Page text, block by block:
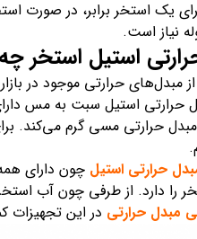
یک استخر برابر، در صورت
نیاز است.
استیل استخر چه
مبدل‌های حرارتی موجود در
حرارتی استیل سبت به مس
مبدل حرارتی مسی گرم
حرارتی استیل چون دارای
را دارد. از طرفی چون آب
مبدل حرارتی در این تجهیزات